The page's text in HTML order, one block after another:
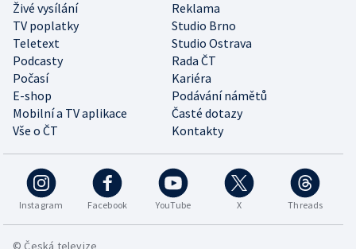
Živé vysílání
Reklama
TV poplatky
Studio Brno
Teletext
Studio Ostrava
Podcasty
Rada ČT
Počasí
Kariéra
E-shop
Podávání námětů
Mobilní a TV aplikace
Časté dotazy
Vše o ČT
Kontakty
Instagram Facebook YouTube X Threads
© Česká televize